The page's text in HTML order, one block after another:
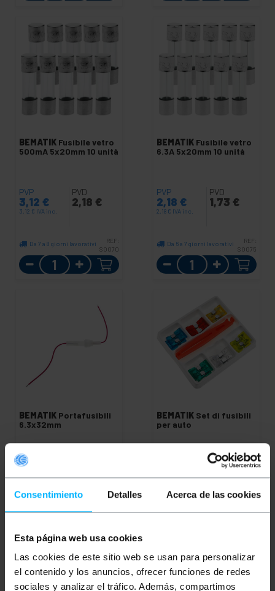
Consentimiento Detalles Acerca de las cookies
Esta página web usa cookies
Las cookies de este sitio web se usan para personalizar
el contenido y los anuncios, ofrecer funciones de redes
sociales y analizar el tráfico. Además, compartimos
BEMATIK Fusibile vetro
500mA 5x20mm 10 unità
PVP
3,12 €
3,12 € IVA inc.
PVD
2,18 €
Da 7 a 8 giorni lavorativi
REF:
SO070
Quantità
BEMATIK Fusibile vetro
6.3A 5x20mm 10 unità
PVP
2,18 €
2,18 € IVA inc.
PVD
1,73 €
Da 6 a 7 giorni lavorativi
REF:
SO075
Quantità
BEMATIK Portafusibili
6.3x32mm
PVP
0,85€ 0,68€
REF:
Quantità
BEMATIK Set di fusibili
per auto
5,48€
PVD
4,40€
REF: